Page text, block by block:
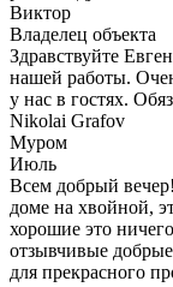
Виктор
Владелец объекта
Здравствуйте
нашей работы.
у нас в гостях.
Nikolai Grafov
Муром
Июль
Всем добрый
доме на хвойной,
хорошие это
отзывчивые
для прекрасного